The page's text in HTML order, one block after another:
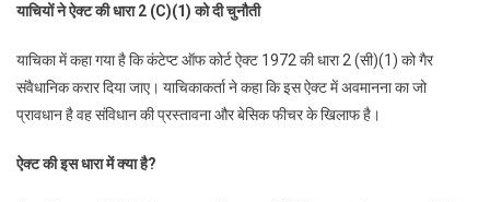
याचियों ने ऐक्ट की धारा 2 (C)(1) को दी चुनौती
याचिका में कहा गया है कि कंटेप्ट ऑफ कोर्ट ऐक्ट 1972 की धारा 2 (सी)(1) को गैर
संवैधानिक करार दिया जाए। याचिकाकर्ता ने कहा कि इस ऐक्ट में अवमानना का जो
प्रावधान है वह संविधान की प्रस्तावना और बेसिक फीचर के खिलाफ है।
ऐक्ट की इस धारा में क्या है?